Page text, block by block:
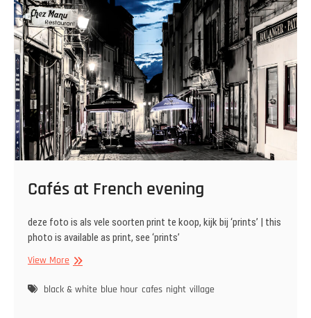
Cafés at French evening
deze foto is als vele soorten print te koop, kijk bij ‘prints’ | this
photo is available as print, see ‘prints’
View MoreCafés
French
black & white blue hour cafes night village